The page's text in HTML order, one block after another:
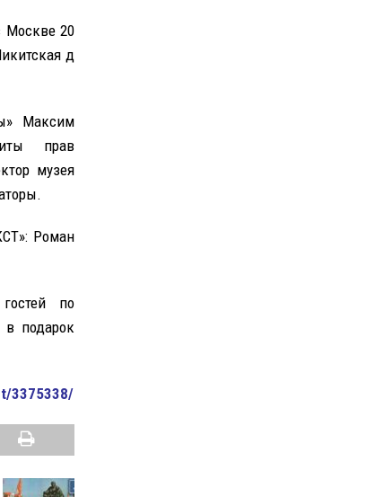
Москве 20
д
Максим
прав
музея
Роман
по
в подарок
3375338/